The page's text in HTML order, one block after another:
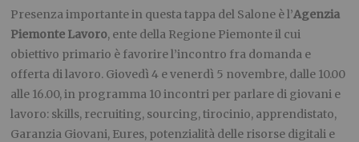
Presenza importante in questa tappa del Salone è l’Agenzia
Piemonte Lavoro, ente della Regione Piemonte il cui
obiettivo primario è favorire l’incontro fra domanda e
offerta di lavoro. Giovedì 4 e venerdì 5 novembre, dalle 10.00
alle 16.00, in programma 10 incontri per parlare di giovani e
lavoro: skills, recruiting, sourcing, tirocinio, apprendistato,
Garanzia Giovani, Eures, potenzialità delle risorse digitali e